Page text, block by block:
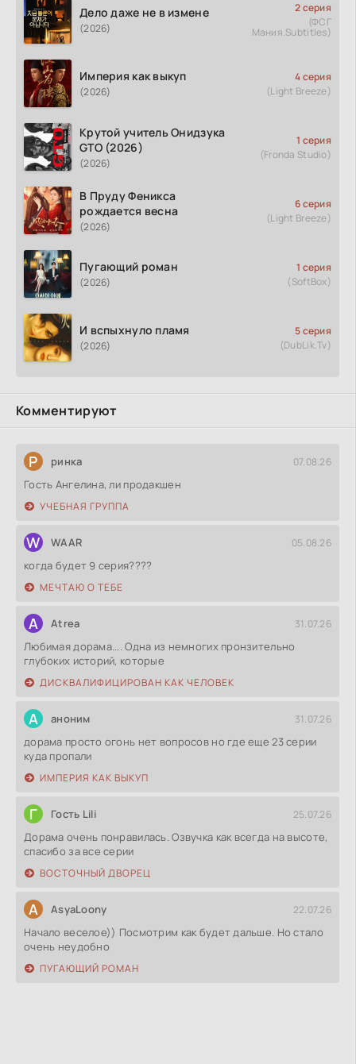
Дело даже не в измене
(2026)
2 серия
(ФСГ
Мания.Subtitles)
Империя как выкуп
(2026)
4 серия
(Light Breeze)
Крутой учитель Онидзука
GTO (2026)
(2026)
1 серия
(Fronda Studio)
В Пруду Феникса
рождается весна
(2026)
6 серия
(Light Breeze)
Пугающий роман
(2026)
1 серия
(SoftBox)
И вспыхнуло пламя
(2026)
5 серия
(DubLik.Tv)
Комментируют
Р ринка 07.08.26
Гость Ангелина, ли продакшен
УЧЕБНАЯ ГРУППА
W WAAR 05.08.26
когда будет 9 серия????
МЕЧТАЮ О ТЕБЕ
A Atrea 31.07.26
Любимая дорама.... Одна из немногих пронзительно
глубоких историй, которые
ДИСКВАЛИФИЦИРОВАН КАК ЧЕЛОВЕК
А аноним 31.07.26
дорама просто огонь нет вопросов но где еще 23 серии
куда пропали
ИМПЕРИЯ КАК ВЫКУП
Г Гость Lili 25.07.26
Дорама очень понравилась. Озвучка как всегда на высоте,
спасибо за все серии
ВОСТОЧНЫЙ ДВОРЕЦ
A AsyaLoony 22.07.26
Начало веселое)) Посмотрим как будет дальше. Но стало
очень неудобно
ПУГАЮЩИЙ РОМАН